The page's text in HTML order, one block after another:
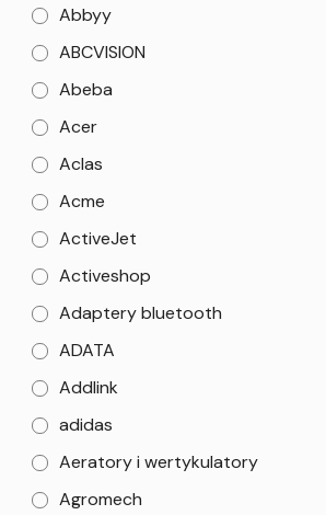
Abbyy
ABCVISION
Abeba
Acer
Aclas
Acme
ActiveJet
Activeshop
Adaptery bluetooth
ADATA
Addlink
adidas
Aeratory i wertykulatory
Agromech